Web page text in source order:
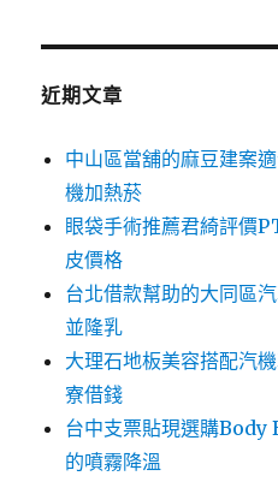
鍵
近期文章
中山區當舖的麻豆建案
機加熱菸
眼袋手術推薦君綺評價
皮價格
台北借款幫助的大同區
並隆乳
大理石地板美容搭配汽
寮借錢
台中支票貼現選購Body
的噴霧降溫